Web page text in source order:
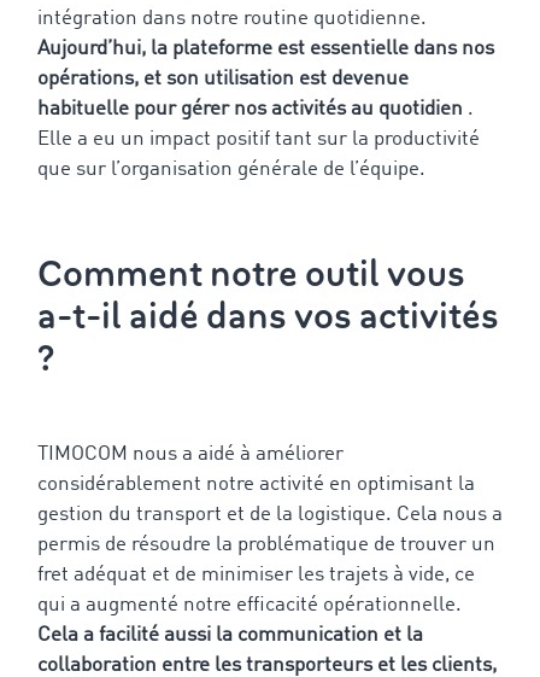
intégration dans notre routine quotidienne.
Aujourd’hui, la plateforme est essentielle dans nos
opérations, et son utilisation est devenue
habituelle pour gérer nos activités au quotidien .
Elle a eu un impact positif tant sur la productivité
que sur l’organisation générale de l’équipe.
Comment notre outil vous
a-t-il aidé dans vos activités
?
TIMOCOM nous a aidé à améliorer
considérablement notre activité en optimisant la
gestion du transport et de la logistique. Cela nous a
permis de résoudre la problématique de trouver un
fret adéquat et de minimiser les trajets à vide, ce
qui a augmenté notre efficacité opérationnelle.
Cela a facilité aussi la communication et la
collaboration entre les transporteurs et les clients,